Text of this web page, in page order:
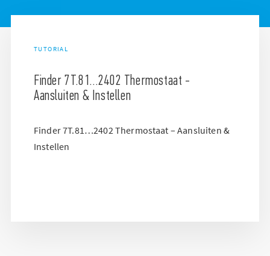
TUTORIAL
Finder 7T.81…2402 Thermostaat -
Aansluiten & Instellen
Finder 7T.81…2402 Thermostaat – Aansluiten &
Instellen